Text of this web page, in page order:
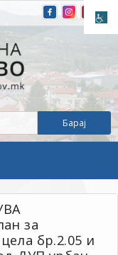
за
бр.2.05 и